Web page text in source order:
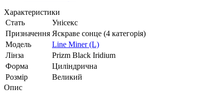
Характеристики
Стать
Унісекс
Призначення Яскраве сонце (4 категорія)
Модель
Line Miner (L)
Лінза
Prizm Black Iridium
Форма
Циліндрична
Розмір
Великий
Опис